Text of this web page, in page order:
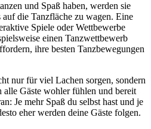
und Spaß haben, werden sie
auf die Tanzfläche zu wagen. Eine
Spiele oder Wettbewerbe
einen Tanzwettbewerb
ihre besten Tanzbewegungen
nur für viel Lachen sorgen, sondern
alle Gäste wohler fühlen und bereit
Je mehr Spaß du selbst hast und je
eher werden deine Gäste folgen.